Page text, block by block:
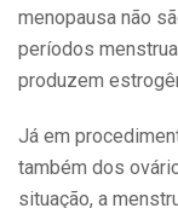
menopausa não
períodos
produzem
Já em
também dos
situação, a